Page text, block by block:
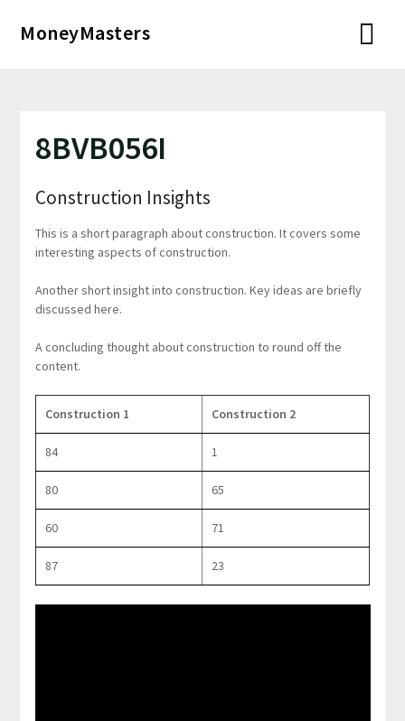
MoneyMasters
8BVB056I
Construction Insights
This is a short paragraph about construction. It covers some
interesting aspects of construction.
Another short insight into construction. Key ideas are briefly
discussed here.
A concluding thought about construction to round off the
content.
Construction 1 Construction 2
84 1
80 65
60 71
87 23